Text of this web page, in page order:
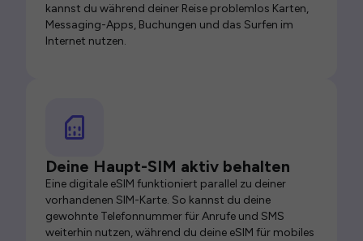
kannst du während deiner Reise problemlos Karten,
Messaging-Apps, Buchungen und das Surfen im
Internet nutzen.
Deine Haupt-SIM aktiv behalten
Eine digitale eSIM funktioniert parallel zu deiner
vorhandenen SIM-Karte. So kannst du deine
gewohnte Telefonnummer für Anrufe und SMS
weiterhin nutzen, während du deine eSIM für mobiles